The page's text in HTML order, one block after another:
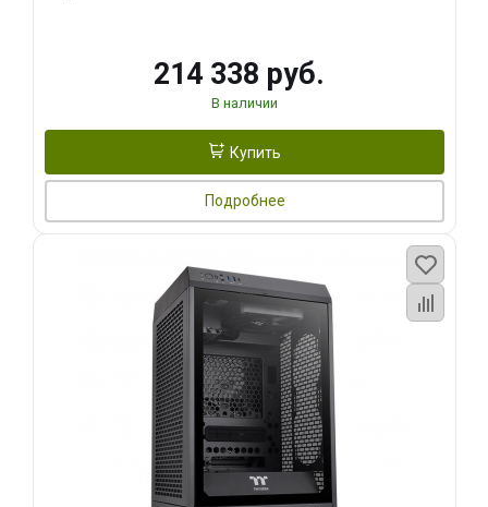
214 338 руб.
В наличии
Купить
Подробнее